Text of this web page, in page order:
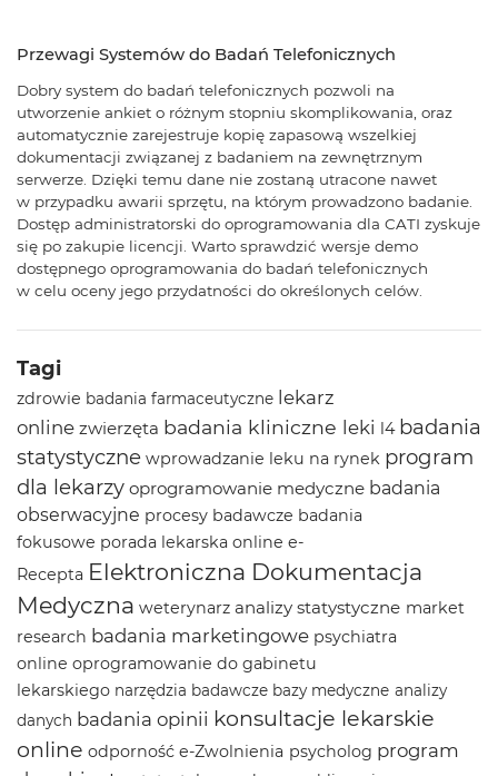
Przewagi Systemów do Badań Telefonicznych
Dobry system do badań telefonicznych pozwoli na
utworzenie ankiet o różnym stopniu skomplikowania, oraz
automatycznie zarejestruje kopię zapasową wszelkiej
dokumentacji związanej z badaniem na zewnętrznym
serwerze. Dzięki temu dane nie zostaną utracone nawet
w przypadku awarii sprzętu, na którym prowadzono badanie.
Dostęp administratorski do oprogramowania dla CATI zyskuje
się po zakupie licencji. Warto sprawdzić wersje demo
dostępnego oprogramowania do badań telefonicznych
w celu oceny jego przydatności do określonych celów.
Tagi
zdrowie badania farmaceutyczne lekarz
online zwierzęta badania kliniczne leki l4 badania
statystyczne wprowadzanie leku na rynek program
dla lekarzy oprogramowanie medyczne badania
obserwacyjne procesy badawcze badania
fokusowe porada lekarska online e-
Recepta Elektroniczna Dokumentacja
Medyczna weterynarz analizy statystyczne market
research badania marketingowe psychiatra
online oprogramowanie do gabinetu
lekarskiego narzędzia badawcze bazy medyczne analizy
danych badania opinii konsultacje lekarskie
online odporność e-Zwolnienia psycholog program